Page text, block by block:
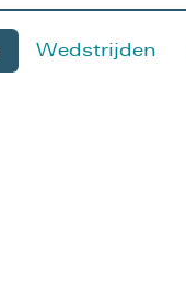
Wedstrijden